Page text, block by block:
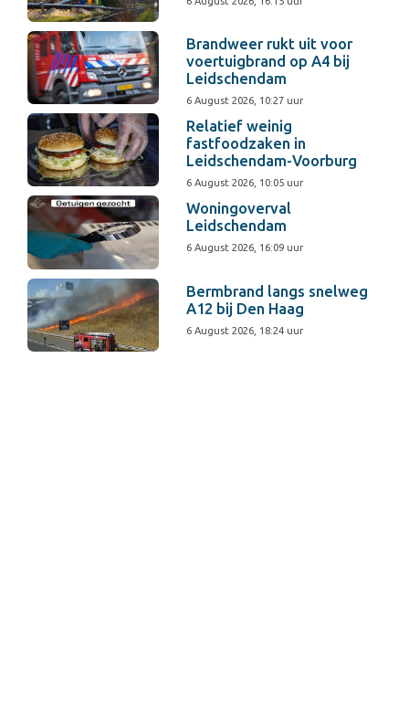
Brandweer rukt uit voor
voertuigbrand op A4 bij
Leidschendam
6 August 2026, 10:27 uur
Relatief weinig
fastfoodzaken in
Leidschendam-Voorburg
6 August 2026, 10:05 uur
Woningoverval
Leidschendam
6 August 2026, 16:09 uur
Bermbrand langs snelweg
A12 bij Den Haag
6 August 2026, 18:24 uur